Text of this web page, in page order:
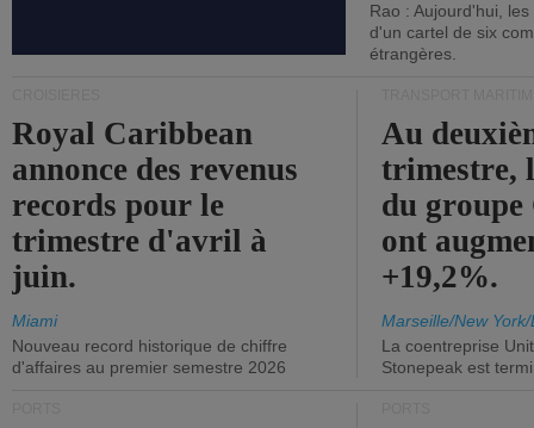
Rao : Aujourd'hui,
d'un cartel de six
étrangères.
Royal Caribbean
annonce des revenus
records pour le
trimestre d'avril à
juin.
Miami
Nouveau record historique de chiffre
d'affaires au premier semestre 2026
Au
trimestre,
du
ont
+19,2%.
Marseille/New
La coentreprise
Stonepeak est